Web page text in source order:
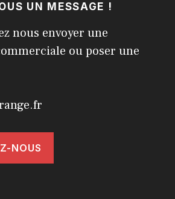
UN MESSAGE !
nous envoyer une
ou poser une
NOUS